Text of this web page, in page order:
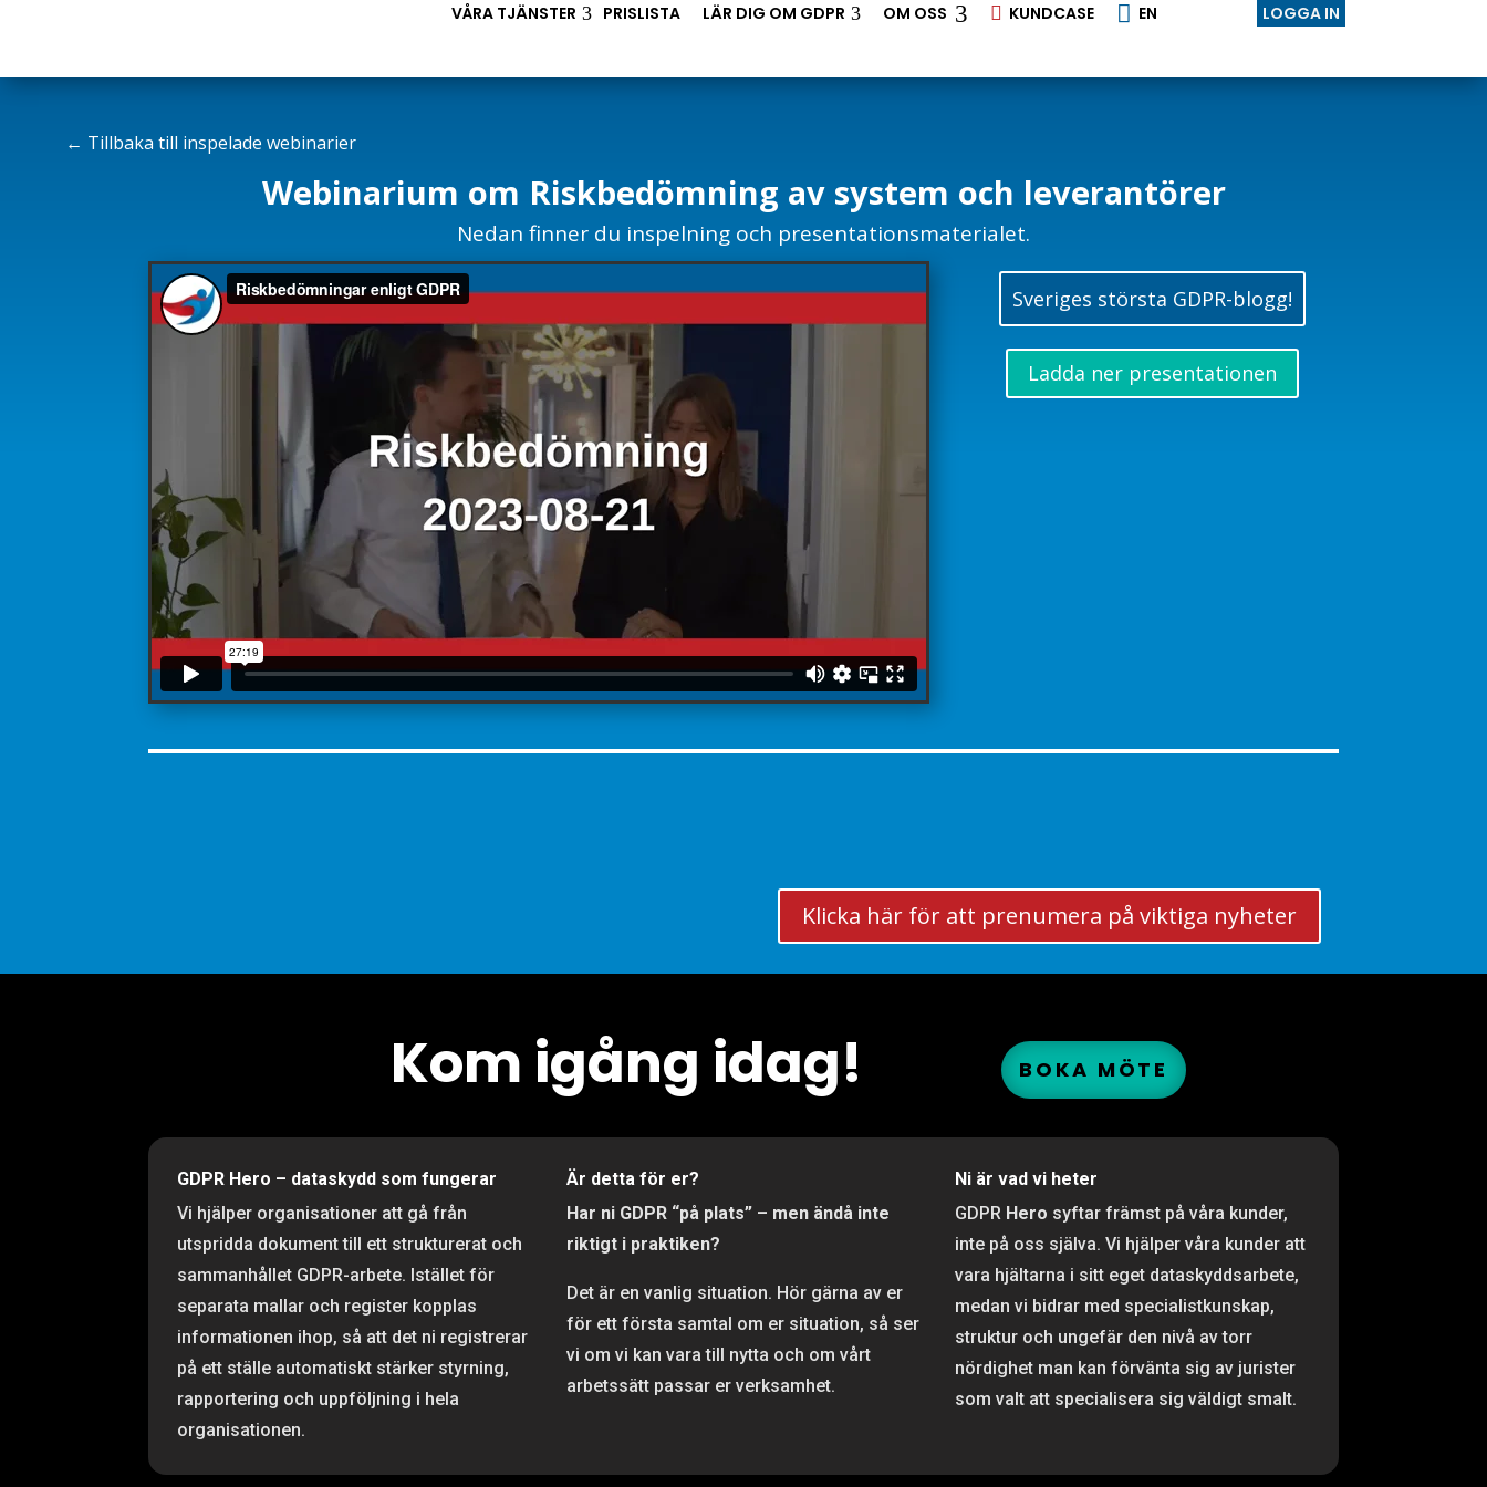
3
VÅRA TJÄNSTER PRISLISTA 3
LÄR DIG OM GDPR 3
OM OSS  KUNDCASE  EN LOGGA IN
← Tillbaka till inspelade webinarier
Webinarium om Riskbedömning av system och leverantörer
Nedan finner du inspelning och presentationsmaterialet.
Sveriges största GDPR-blogg!
Ladda ner presentationen
Klicka här för att prenumera på viktiga nyheter
Kom igång idag! BOKA MÖTE
GDPR Hero – dataskydd som fungerar
Vi hjälper organisationer att gå från
utspridda dokument till ett strukturerat och
sammanhållet GDPR-arbete. Istället för
separata mallar och register kopplas
informationen ihop, så att det ni registrerar
på ett ställe automatiskt stärker styrning,
rapportering och uppföljning i hela
organisationen.
Är detta för er?
Har ni GDPR “på plats” – men ändå inte
riktigt i praktiken?
Det är en vanlig situation. Hör gärna av er
för ett första samtal om er situation, så ser
vi om vi kan vara till nytta och om vårt
arbetssätt passar er verksamhet.
Ni är vad vi heter
GDPR Hero syftar främst på våra kunder,
inte på oss själva. Vi hjälper våra kunder att
vara hjältarna i sitt eget dataskyddsarbete,
medan vi bidrar med specialistkunskap,
struktur och ungefär den nivå av torr
nördighet man kan förvänta sig av jurister
som valt att specialisera sig väldigt smalt.